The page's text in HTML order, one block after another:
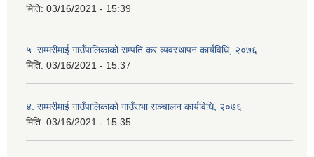
मिति: 03/16/2021 - 15:39
५. सम्मरीमाई गाउँपालिकाको सम्पति कर व्यवस्थापन कार्यविधि, २०७६
मिति: 03/16/2021 - 15:37
४. सम्मरीमाई गाउँपालिकाको गाउँसभा सञ्चालन कार्यविधि, २०७६
मिति: 03/16/2021 - 15:35